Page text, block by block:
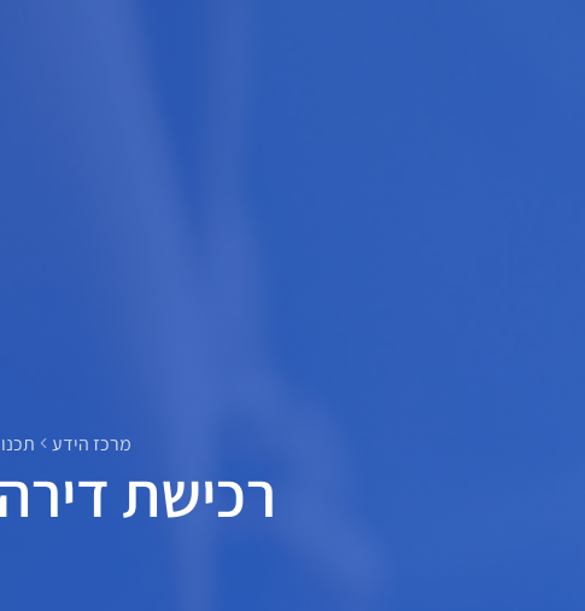
מרכז הידע
רכישת